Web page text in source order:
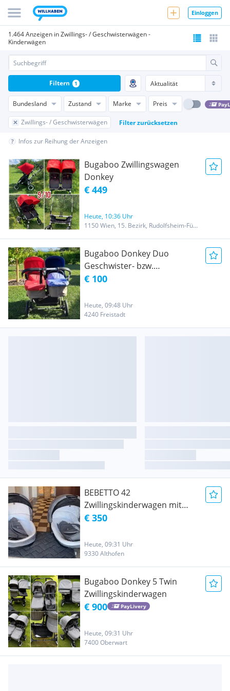
Einloggen
1.464 Anzeigen in Zwillings- / Geschwisterwägen -
Kinderwägen
Bundesland Zustand Marke Preis
Zwillings- / Geschwisterwägen Filter zurücksetzen
Filtern 1
Infos zur Reihung der Anzeigen
Bugaboo Zwillingswagen
Donkey
€ 449
Heute, 10:36 Uhr
1150 Wien, 15. Bezirk, Rudolfsheim-Fünfhaus
Bugaboo Donkey Duo
Geschwister- bzw.
Zwillingskinderwagen
€ 100
Heute, 09:48 Uhr
4240 Freistadt
BEBETTO 42
Zwillingskinderwagen mit
umfangfreichen Zubehör
€ 350
Heute, 09:31 Uhr
9330 Althofen
Bugaboo Donkey 5 Twin
Zwillingskinderwagen
€ 900 PayLivery
Heute, 09:31 Uhr
7400 Oberwart